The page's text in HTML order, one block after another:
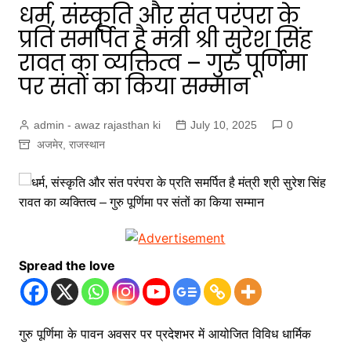
धर्म, संस्कृति और संत परंपरा के
प्रति समर्पित है मंत्री श्री सुरेश सिंह
रावत का व्यक्तित्व – गुरु पूर्णिमा
पर संतों का किया सम्मान
admin - awaz rajasthan ki July 10, 2025
0
अजमेर, राजस्थान
Spread the love
गुरु पूर्णिमा के पावन अवसर पर प्रदेशभर में आयोजित विविध धार्मिक